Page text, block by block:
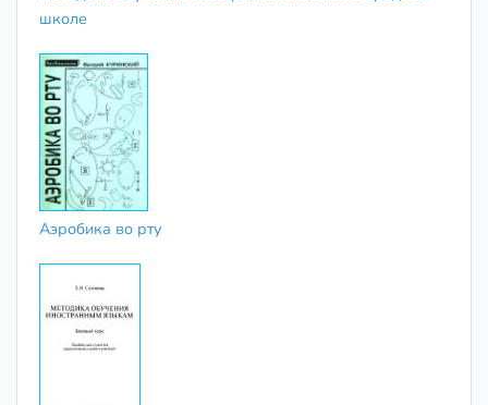
школе
Аэробика во рту